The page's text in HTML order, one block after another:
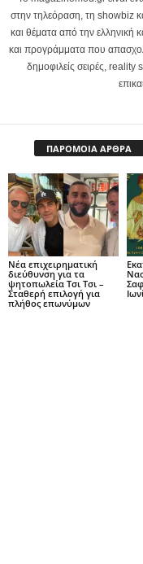
στην τηλεόραση, τη showbiz
και θέματα από την ελληνική
και προγράμματα που
δημοφιλείς σειρές, reality
ΠΑΡΟΜΟΙΑ ΑΡΘΡΑ
Νέα επιχειρηματική
διεύθυνση για τα
ψητοπωλεία Τσι Τσι –
Σταθερή επιλογή για
πλήθος επωνύμων